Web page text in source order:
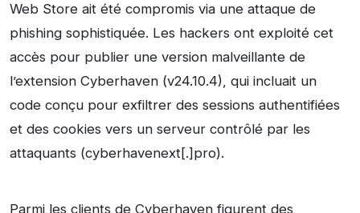
Web Store ait été compromis via une attaque de
phishing sophistiquée. Les hackers ont exploité cet
accès pour publier une version malveillante de
l’extension Cyberhaven (v24.10.4), qui incluait un
code conçu pour exfiltrer des sessions authentifiées
et des cookies vers un serveur contrôlé par les
attaquants (cyberhavenext[.]pro).
Parmi les clients de Cyberhaven figurent des